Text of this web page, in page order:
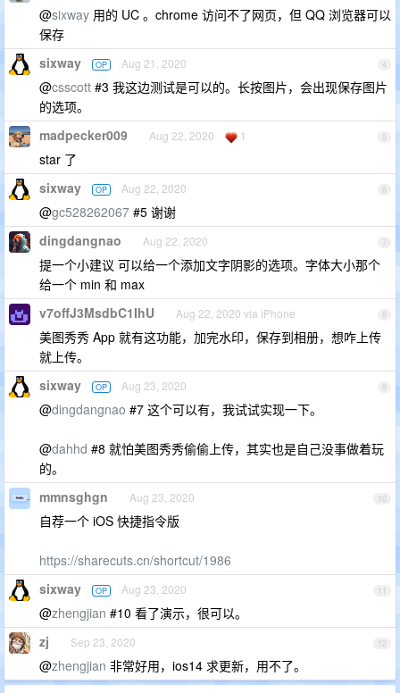
@sixway 用的 UC 。chrome 访问不了网页，但 QQ 浏览器可以
保存
4
sixway OP Aug 21, 2020
@csscott #3 我这边测试是可以的。长按图片，会出现保存图片
的选项。
5
madpecker009 Aug 22, 2020 1
star 了
6
sixway OP Aug 22, 2020
@gc528262067 #5 谢谢
7
dingdangnao Aug 22, 2020
提一个小建议 可以给一个添加文字阴影的选项。字体大小那个
给一个 min 和 max
8
v7offJ3MsdbC1IhU Aug 22, 2020 via iPhone
美图秀秀 App 就有这功能，加完水印，保存到相册，想咋上传
就上传。
9
sixway OP Aug 23, 2020
@dingdangnao #7 这个可以有，我试试实现一下。
@dahhd #8 就怕美图秀秀偷偷上传，其实也是自己没事做着玩
的。
10
mmnsghgn Aug 23, 2020
自荐一个 iOS 快捷指令版
https://sharecuts.cn/shortcut/1986
11
sixway OP Aug 23, 2020
@zhengjian #10 看了演示，很可以。
12
zj Sep 23, 2020
@zhengjian 非常好用，ios14 求更新，用不了。